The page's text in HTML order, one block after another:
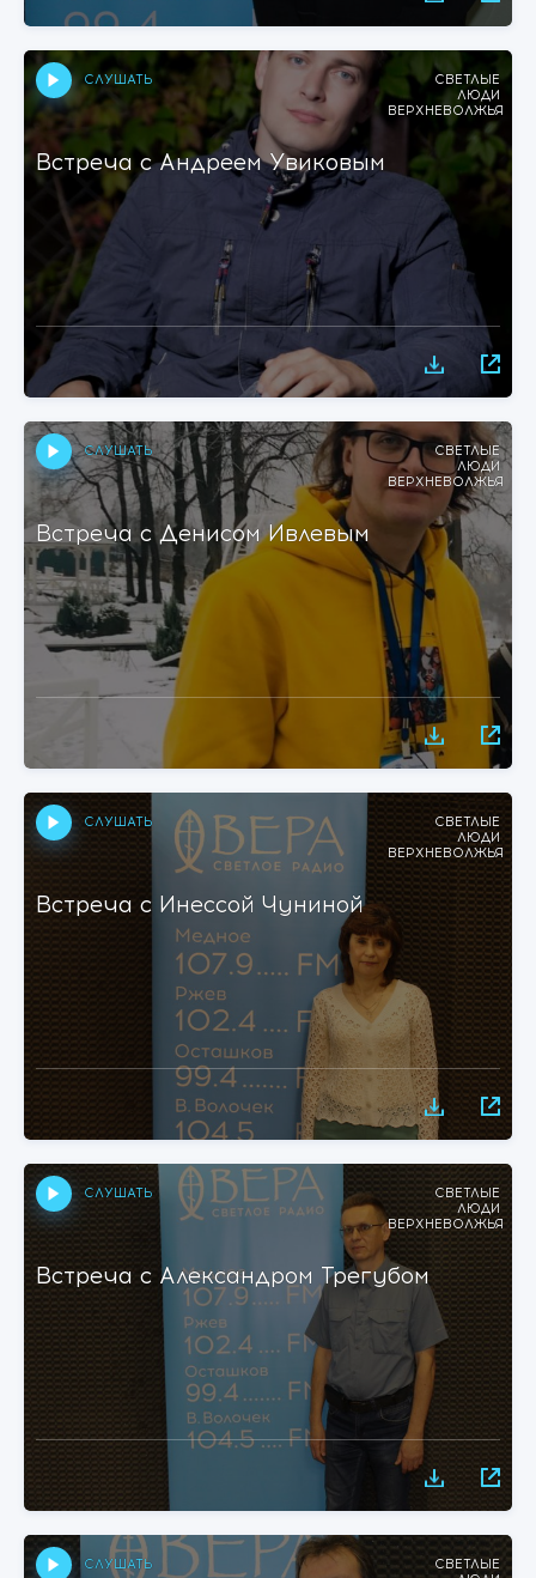
СЛУШАТЬ
СВЕТЛЫЕ
ЛЮДИ
ВЕРХНЕВОЛЖЬЯ
Встреча с Андреем Увиковым
СЛУШАТЬ
СВЕТЛЫЕ
ЛЮДИ
ВЕРХНЕВОЛЖЬЯ
Встреча с Денисом Ивлевым
СЛУШАТЬ
СВЕТЛЫЕ
ЛЮДИ
ВЕРХНЕВОЛЖЬЯ
Встреча с Инессой Чуниной
СЛУШАТЬ
СВЕТЛЫЕ
ЛЮДИ
ВЕРХНЕВОЛЖЬЯ
Встреча с Александром Трегубом
СЛУШАТЬ
СВЕТЛЫЕ